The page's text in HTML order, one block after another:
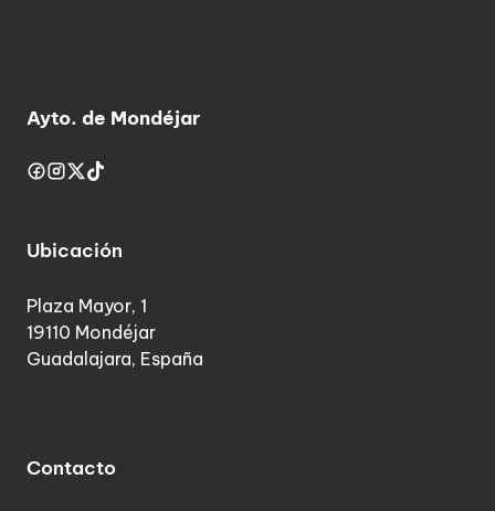
Ayto. de Mondéjar
Ubicación
Plaza Mayor, 1
19110 Mondéjar
Guadalajara, España
Contacto